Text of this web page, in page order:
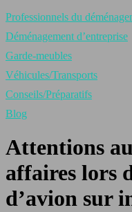
Professionnels du
Déménagement d’entreprise
Garde-meubles
Véhicules/Transports
Conseils/Préparatifs
Blog
Attentions
affaires lors
d’avion sur